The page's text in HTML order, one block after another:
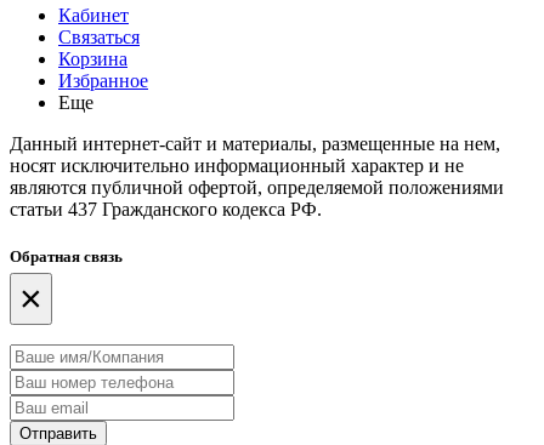
Кабинет
Связаться
Корзина
Избранное
Еще
Данный интернет-сайт и материалы, размещенные на нем,
носят исключительно информационный характер и не
являются публичной офертой, определяемой положениями
статьи 437 Гражданского кодекса РФ.
Обратная связь
×
Отправить